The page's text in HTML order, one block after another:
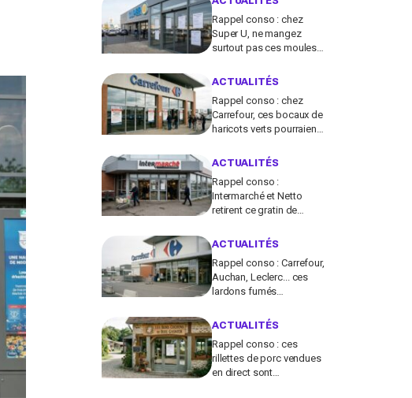
Rappel conso : chez
Super U, ne mangez
surtout pas ces moules
toxines diarrhéiques
ACTUALITÉS
Rappel conso : chez
Carrefour, ces bocaux de
haricots verts pourraient
de verre
ACTUALITÉS
Rappel conso :
Intermarché et Netto
retirent ce gratin de
de Listeria
ACTUALITÉS
Rappel conso : Carrefour,
Auchan, Leclerc... ces
lardons fumés
salmonelle à vérifier chez
ACTUALITÉS
Rappel conso : ces
rillettes de porc vendues
en direct sont